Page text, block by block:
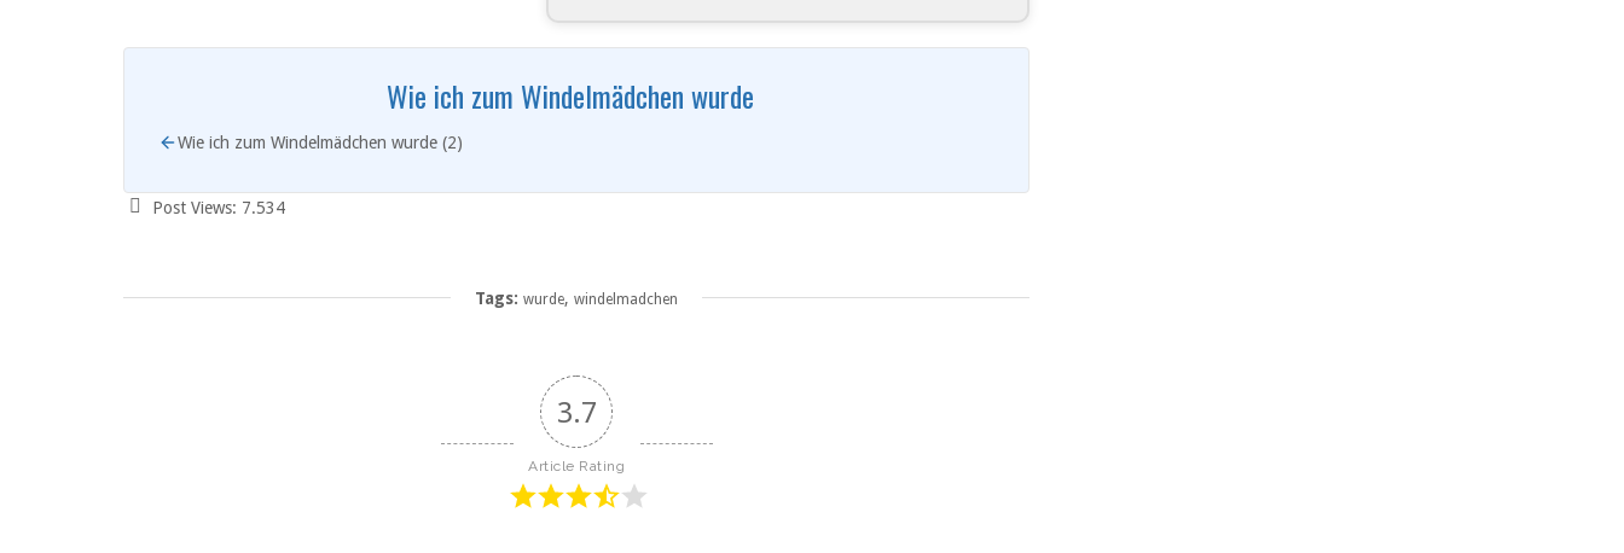
Wie ich zum Windelmädchen wurde
Wie ich zum Windelmädchen wurde (2)
Post Views: 7.534
Tags: wurde, windelmadchen
3.7
Article Rating